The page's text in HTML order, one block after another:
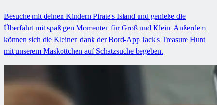
Besuche mit deinen Kindern Pirate's Island und genieße die
Überfahrt mit spaßigen Momenten für Groß und Klein. Außerdem
können sich die Kleinen dank der Bord-App Jack's Treasure Hunt
mit unserem Maskottchen auf Schatzsuche begeben.